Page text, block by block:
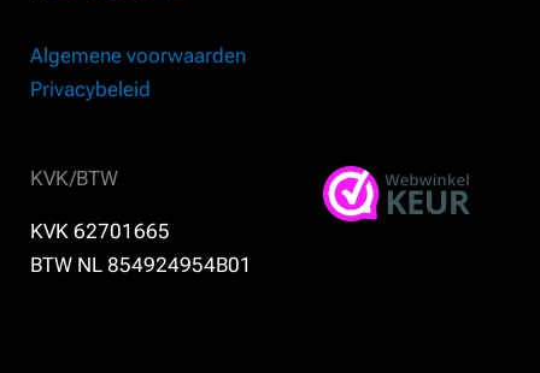
Algemene voorwaarden
Privacybeleid
KVK/BTW
KVK 62701665
BTW NL 854924954B01